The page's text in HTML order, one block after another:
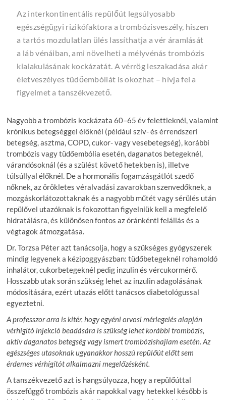
Az interkontinentális repülőút legsúlyosabb
egészségügyi rizikófaktora a trombózisveszély, hiszen
a tartós mozdulatlan ülés lassíthatja a vér áramlását
a láb vénáiban, ami növelheti a mélyvénás trombózis
kialakulásának kockázatát. A vérrög leszakadása akár
életveszélyes tüdőembóliát is okozhat – hívja fel a
figyelmet a tanszékvezető.
Nagyobb a trombózis kockázata 60–65 év felettieknél, valamint
krónikus betegséggel élőknél (például szív- és érrendszeri
betegség, asztma, COPD, cukor- vagy vesebetegség), korábbi
trombózis vagy tüdőembólia esetén, daganatos betegeknél,
várandósoknál (és a szülést követő hetekben is), illetve
túlsúllyal élőknél. De a hormonális fogamzásgátlót szedő
nőknek, az örökletes véralvadási zavarokban szenvedőknek, a
mozgáskorlátozottaknak és a nagyobb műtét vagy sérülés után
repülővel utazóknak is fokozottan figyelniük kell a megfelelő
hidratálásra, és különösen fontos az óránkénti felállás és a
végtagok átmozgatása.
Dr. Torzsa Péter azt tanácsolja, hogy a szükséges gyógyszerek
mindig legyenek a kézipoggyászban: tüdőbetegeknél rohamoldó
inhalátor, cukorbetegeknél pedig inzulin és vércukormérő.
Hosszabb utak során szükség lehet az inzulin adagolásának
módosítására, ezért utazás előtt tanácsos diabetológussal
egyeztetni.
A professzor arra is kitér, hogy egyéni orvosi mérlegelés alapján
vérhígító injekció beadására is szükség lehet korábbi trombózis,
aktív daganatos betegség vagy ismert trombózishajlam esetén. Az
egészséges utasoknak ugyanakkor hosszú repülőút előtt sem
érdemes vérhígítót alkalmazni megelőzésként.
A tanszékvezető azt is hangsúlyozza, hogy a repülőúttal
összefüggő trombózis akár napokkal vagy hetekkel később is